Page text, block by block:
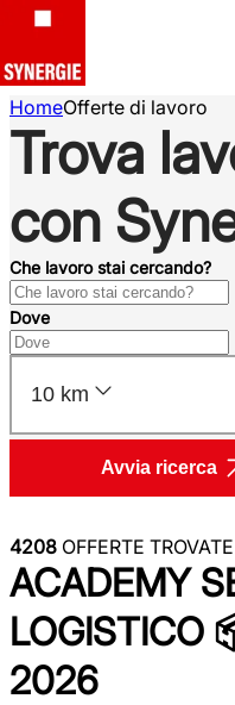
HomeOfferte di lavoro
Trova
con
Che lavoro stai cercando?
Dove
10 km
Avvia ricerca
4208 OFFERTE TROVATE
ACADEMY
LOGISTICO
2026